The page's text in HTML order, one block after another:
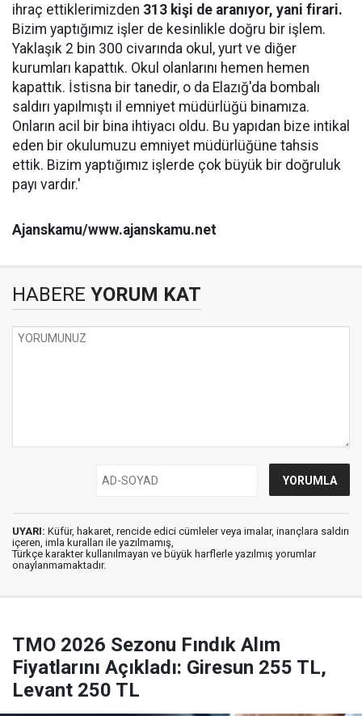
ihraç ettiklerimizden 313 kişi de aranıyor, yani firari.
Bizim yaptığımız işler de kesinlikle doğru bir işlem.
Yaklaşık 2 bin 300 civarında okul, yurt ve diğer
kurumları kapattık. Okul olanlarını hemen hemen
kapattık. İstisna bir tanedir, o da Elazığ'da bombalı
saldırı yapılmıştı il emniyet müdürlüğü binamıza.
Onların acil bir bina ihtiyacı oldu. Bu yapıdan bize intikal
eden bir okulumuzu emniyet müdürlüğüne tahsis
ettik. Bizim yaptığımız işlerde çok büyük bir doğruluk
payı vardır.'
Ajanskamu/www.ajanskamu.net
HABERE YORUM KAT
UYARI: Küfür, hakaret, rencide edici cümleler veya imalar, inançlara saldırı
içeren, imla kuralları ile yazılmamış,
Türkçe karakter kullanılmayan ve büyük harflerle yazılmış yorumlar
onaylanmamaktadır.
TMO 2026 Sezonu Fındık Alım
Fiyatlarını Açıkladı: Giresun 255 TL,
Levant 250 TL